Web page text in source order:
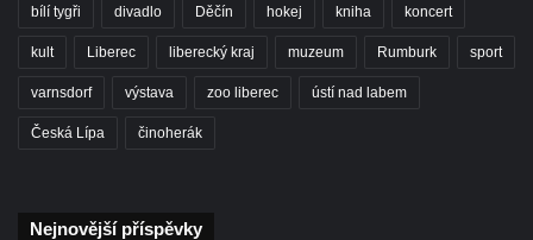
bílí tygři divadlo Děčín hokej kniha koncert
kult Liberec liberecký kraj muzeum Rumburk sport
varnsdorf výstava zoo liberec ústí nad labem
Česká Lípa činoherák
Nejnovější příspěvky